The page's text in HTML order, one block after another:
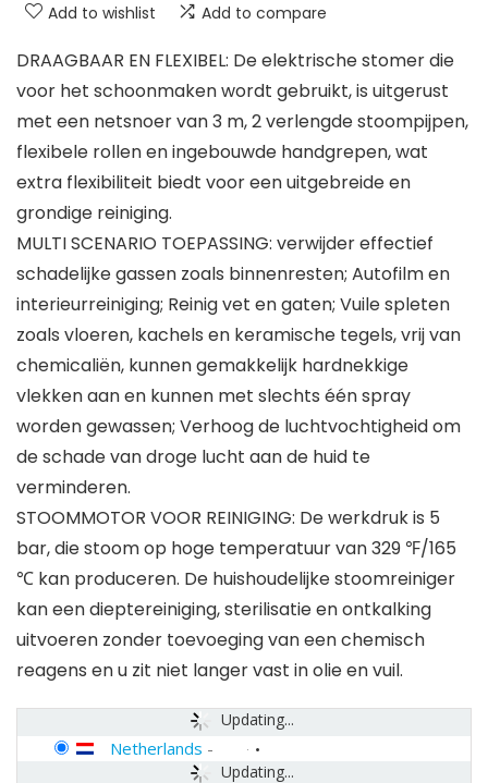
Add to wishlist Add to compare
DRAAGBAAR EN FLEXIBEL: De elektrische stomer die
voor het schoonmaken wordt gebruikt, is uitgerust
met een netsnoer van 3 m, 2 verlengde stoompijpen,
flexibele rollen en ingebouwde handgrepen, wat
extra flexibiliteit biedt voor een uitgebreide en
grondige reiniging.
MULTI SCENARIO TOEPASSING: verwijder effectief
schadelijke gassen zoals binnenresten; Autofilm en
interieurreiniging; Reinig vet en gaten; Vuile spleten
zoals vloeren, kachels en keramische tegels, vrij van
chemicaliën, kunnen gemakkelijk hardnekkige
vlekken aan en kunnen met slechts één spray
worden gewassen; Verhoog de luchtvochtigheid om
de schade van droge lucht aan de huid te
verminderen.
STOOMMOTOR VOOR REINIGING: De werkdruk is 5
bar, die stoom op hoge temperatuur van 329 ℉/165
℃ kan produceren. De huishoudelijke stoomreiniger
kan een dieptereiniging, sterilisatie en ontkalking
uitvoeren zonder toevoeging van een chemisch
reagens en u zit niet langer vast in olie en vuil.
Updating...
Updating...
Netherlands -